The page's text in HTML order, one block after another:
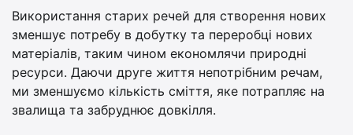
Використання старих речей для створення нових
зменшує потребу в добутку та переробці нових
матеріалів, таким чином економлячи природні
ресурси. Даючи друге життя непотрібним речам,
ми зменшуємо кількість сміття, яке потрапляє на
звалища та забруднює довкілля.